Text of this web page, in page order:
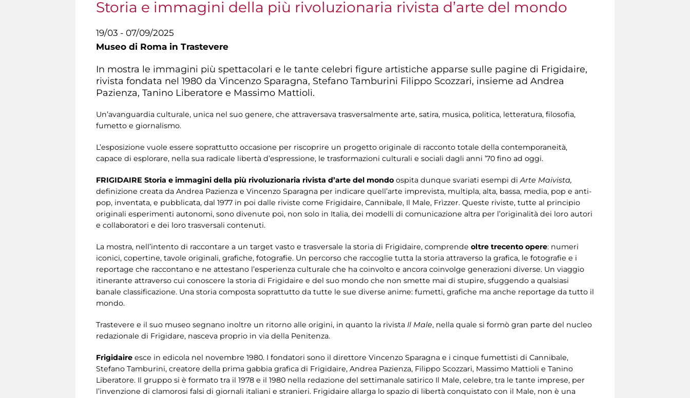
Storia e immagini della più rivoluzionaria rivista d’arte del mondo
19/03 - 07/09/2025
Museo di Roma in Trastevere
In mostra le immagini più spettacolari e le tante celebri figure artistiche apparse sulle pagine di Frigidaire,
rivista fondata nel 1980 da Vincenzo Sparagna, Stefano Tamburini Filippo Scozzari, insieme ad Andrea
Pazienza, Tanino Liberatore e Massimo Mattioli.
Un’avanguardia culturale, unica nel suo genere, che attraversava trasversalmente arte, satira, musica, politica, letteratura, filosofia,
fumetto e giornalismo.
L’esposizione vuole essere soprattutto occasione per riscoprire un progetto originale di racconto totale della contemporaneità,
capace di esplorare, nella sua radicale libertà d’espressione, le trasformazioni culturali e sociali dagli anni ’70 fino ad oggi.
FRIGIDAIRE Storia e immagini della più rivoluzionaria rivista d’arte del mondo ospita dunque svariati esempi diArte Maivista,
definizione creata da Andrea Pazienza e Vincenzo Sparagna per indicare quell’arte imprevista, multipla, alta, bassa, media, pop e anti-
pop, inventata, e pubblicata, dal 1977 in poi dalle riviste come Frigidaire, Cannibale, Il Male, Frìzzer. Queste riviste, tutte al principio
originali esperimenti autonomi, sono divenute poi, non solo in Italia, dei modelli di comunicazione altra per l’originalità dei loro autori
e collaboratori e dei loro trasversali contenuti.
La mostra, nell’intento di raccontare a un target vasto e trasversale la storia di Frigidaire, comprende oltre trecento opere: numeri
iconici, copertine, tavole originali, grafiche, fotografie. Un percorso che raccoglie tutta la storia attraverso la grafica, le fotografie e i
reportage che raccontano e ne attestano l’esperienza culturale che ha coinvolto e ancora coinvolge generazioni diverse. Un viaggio
itinerante attraverso cui conoscere la storia di Frigidaire e del suo mondo che non smette mai di stupire, sfuggendo a qualsiasi
banale classificazione. Una storia composta soprattutto da tutte le sue diverse anime: fumetti, grafiche ma anche reportage da tutto il
mondo.
Trastevere e il suo museo segnano inoltre un ritorno alle origini, in quanto la rivista Il Male, nella quale si formò gran parte del nucleo
redazionale di Frigidare, nasceva proprio in via della Penitenza.
Frigidaire esce in edicola nel novembre 1980. I fondatori sono il direttore Vincenzo Sparagna e i cinque fumettisti di Cannibale,
Stefano Tamburini, creatore della prima gabbia grafica di Frigidaire, Andrea Pazienza, Filippo Scozzari, Massimo Mattioli e Tanino
Liberatore. Il gruppo si è formato tra il 1978 e il 1980 nella redazione del settimanale satirico Il Male, celebre, tra le tante imprese, per
l’invenzione di clamorosi falsi di giornali italiani e stranieri. Frigidaire allarga lo spazio di libertà conquistato con il Male, non è una